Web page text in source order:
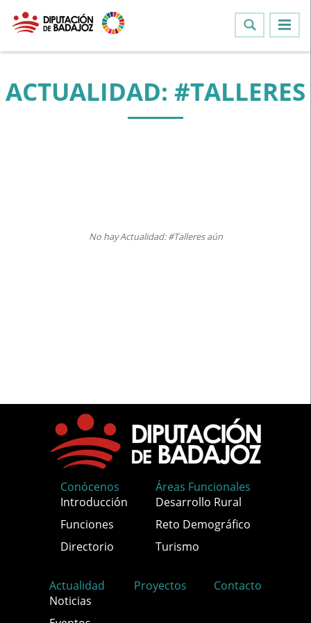
ACTUALIDAD: #TALLERES
No hay Actualidad: #Talleres aún
Conócenos
Introducción
Funciones
Directorio
Áreas Funcionales
Desarrollo Rural
Reto Demográfico
Turismo
Actualidad
Noticias
Proyectos Contacto